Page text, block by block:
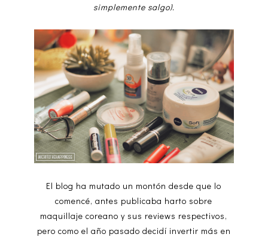
simplemente salgo).
El blog ha mutado un montón desde que lo
comencé, antes publicaba harto sobre
maquillaje coreano y sus reviews respectivos,
pero como el año pasado decidí invertir más en